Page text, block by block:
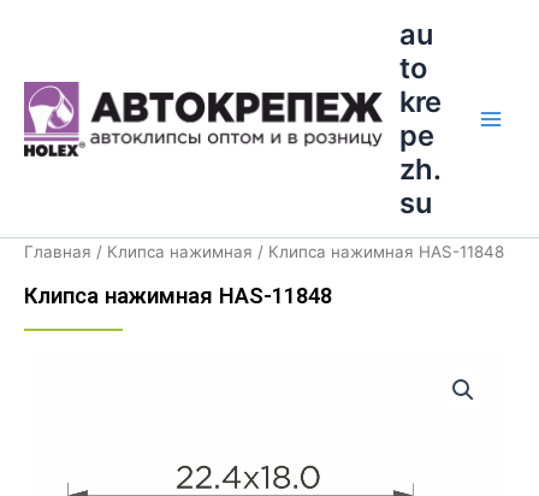
au
to
kre
pe
zh.
su
Главная / Клипса нажимная / Клипса нажимная HAS-11848
Клипса нажимная HAS-11848